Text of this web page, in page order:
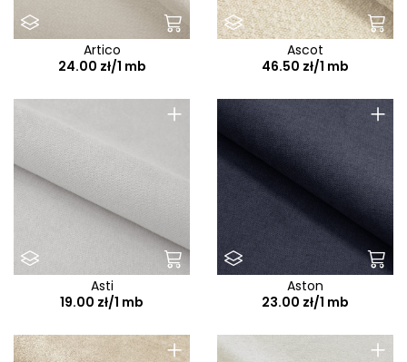
Artico
24.00 zł/1 mb
Ascot
46.50 zł/1 mb
+
Asti
19.00 zł/1 mb
+
Aston
23.00 zł/1 mb
+ +